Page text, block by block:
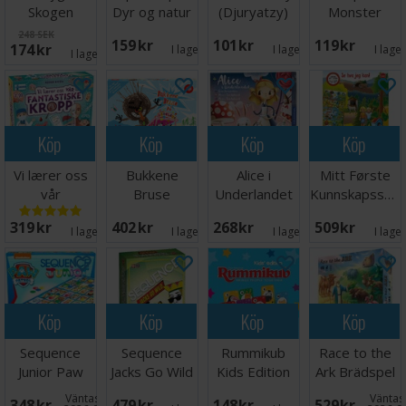
Skogen
Brädspel
248 SEK
174 SEK I lager:
Dyr og natur
159 SEK I lager:
(Djuryatzy)
101 SEK I lager:
Monster
Kortspel
119 SEK I
Köp
Vi lærer oss
vår
fantastiske
kropp
319 SEK I lager: 4
Köp
Bukkene
Bruse
402 SEK I lager: 6
Köp
Alice i
Underlandet
268 SEK I lager: 2
Köp
Mitt Første
Kunnskapsspill
509 SEK I
Köp
Sequence
Junior Paw
PatrolVäntas in:
Köp
Sequence
Jacks Go Wild
Köp
Rummikub
Kids Edition
Köp
Race to the
Ark Brädspel